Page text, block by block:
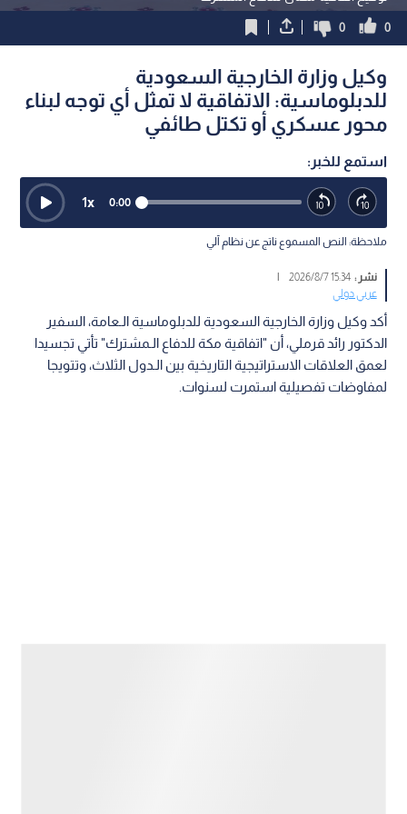
0
0
وكيل وزارة الخارجية السعودية
للدبلوماسية: الاتفاقية لا تمثل أي توجه لبناء
محور عسكري أو تكتل طائفي
استمع للخبر:
0:00
1x
ملاحظة: النص المسموع ناتج عن نظام آلي
نشر :15:34 2026/8/7
|
عربي دولي
أكد وكيل وزارة الخارجية السعودية للدبلوماسية الـعامة، السفير
الدكتور رائد قرملي، أن "اتفاقية مكة للدفاع الـمشترك" تأتي تجسيدا
لعمق العلاقات الاستراتيجية التاريخية بين الـدول الثلاث، وتتويجا
لمفاوضات تفصيلية استمرت لسنوات.